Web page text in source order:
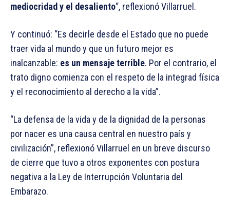
mediocridad y el desaliento“, reflexionó Villarruel.
Y continuó: “Es decirle desde el Estado que no puede
traer vida al mundo y que un futuro mejor es
inalcanzable: es un mensaje terrible. Por el contrario, el
trato digno comienza con el respeto de la integrad física
y el reconocimiento al derecho a la vida”.
“La defensa de la vida y de la dignidad de la personas
por nacer es una causa central en nuestro país y
civilización”, reflexionó Villarruel en un breve discurso
de cierre que tuvo a otros exponentes con postura
negativa a la Ley de Interrupción Voluntaria del
Embarazo.